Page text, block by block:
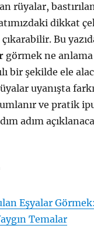
rüyalar,
dikkat
Bu
görmek ne
bir şekilde ele
uyanışta
ve pratik
adım
Eşyalar
Temalar